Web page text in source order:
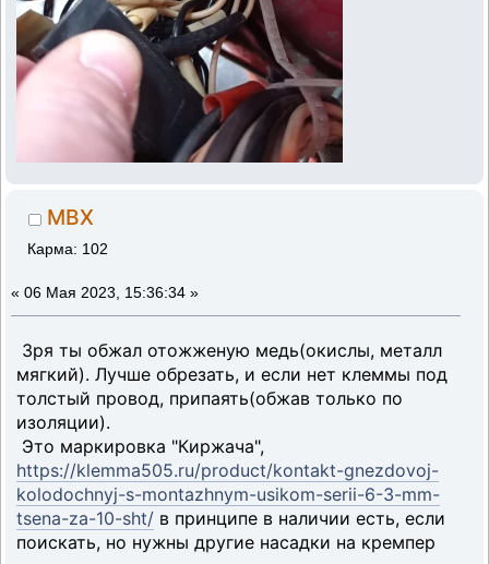
MBX
Карма: 102
« 06 Мая 2023, 15:36:34 »
Зря ты обжал отожженую медь(окислы, металл
мягкий). Лучше обрезать, и если нет клеммы под
толстый провод, припаять(обжав только по
изоляции).
Это маркировка "Киржача",
https://klemma505.ru/product/kontakt-gnezdovoj-
kolodochnyj-s-montazhnym-usikom-serii-6-3-mm-
tsena-za-10-sht/ в принципе в наличии есть, если
поискать, но нужны другие насадки на кремпер